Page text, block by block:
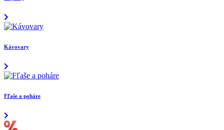
Kávovary
Fľaše a poháre